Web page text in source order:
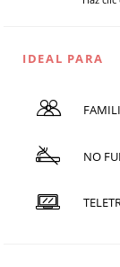
IDEAL PARA
NO